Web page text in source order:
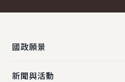
國政願景
新聞與活動